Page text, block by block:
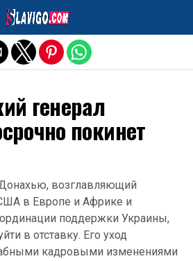
генерал
покинет
возглавляющий
в Европе и Африке и
поддержки Украины,
в отставку. Его уход
кадровыми изменениями
mobile version